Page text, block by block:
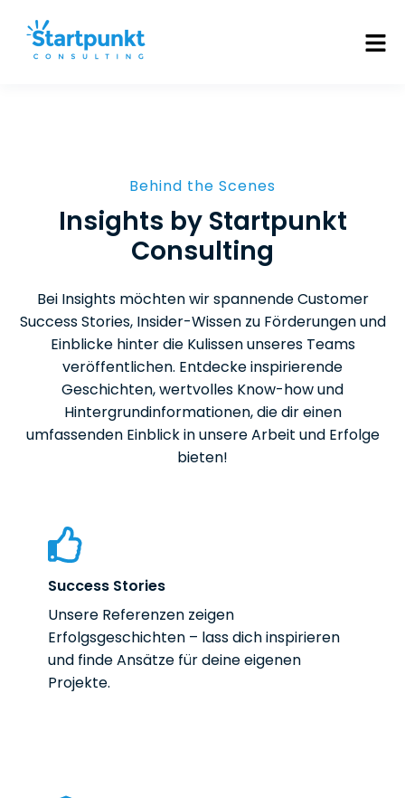
Behind the Scenes
Insights by Startpunkt
Consulting
Bei Insights möchten wir spannende Customer
Success Stories, Insider-Wissen zu Förderungen und
Einblicke hinter die Kulissen unseres Teams
veröffentlichen. Entdecke inspirierende
Geschichten, wertvolles Know-how und
Hintergrundinformationen, die dir einen
umfassenden Einblick in unsere Arbeit und Erfolge
bieten!
Success Stories
Unsere Referenzen zeigen
Erfolgsgeschichten – lass dich inspirieren
und finde Ansätze für deine eigenen
Projekte.